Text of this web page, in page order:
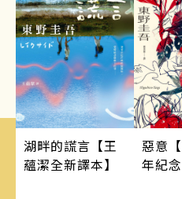
湖畔的謊言【王
蘊潔全新譯本】
惡意
年紀念